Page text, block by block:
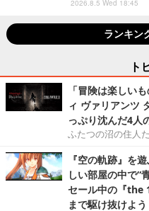
2026.8.5 Wed 18:45
ランキン
ト
「冒険は楽しい
ィ ヴァリアンツ
っぷり沈んだ4人
ふたつの沼の住人
『空の軌跡』を
しい部屋の中で“
セール中の『the
まで駆け抜けよう